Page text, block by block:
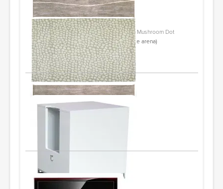
Cats Rule
Cats Rule Full Size Perfect Litter Mat - Mushroom Dot
25"x40" (se ajusta debajo de la caja de arena)
PIDE Y AHORRA
Modern cat
Litter Box Hider
Samsung